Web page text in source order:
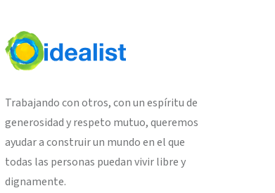
Trabajando con otros, con un espíritu de
generosidad y respeto mutuo, queremos
ayudar a construir un mundo en el que
todas las personas puedan vivir libre y
dignamente.